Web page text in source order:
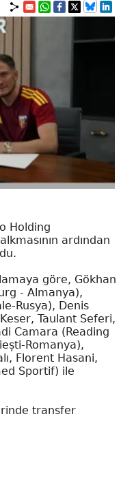
Holding
ardından
göre, Gökhan
- Almanya),
Rusya), Denis
Taulant Seferi,
Camara (Reading
Romanya),
Florent Hasani,
Sportif) ile
transfer